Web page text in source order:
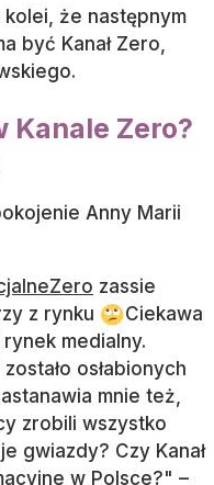
kolei, że następnym
być Kanał Zero,
Kanale Zero?
Anny Marii
zassie
z rynku
Ciekawa
medialny.
osłabionych
mnie też,
zrobili wszystko
gwiazdy? Czy Kanał
w Polsce?" –